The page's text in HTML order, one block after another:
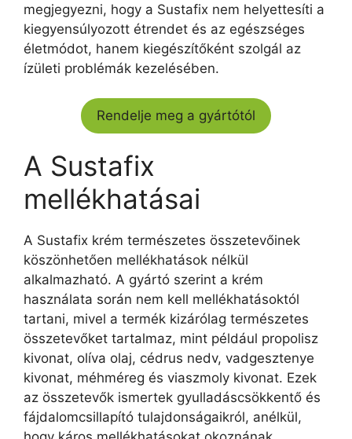
megjegyezni, hogy a Sustafix nem helyettesíti a
kiegyensúlyozott étrendet és az egészséges
életmódot, hanem kiegészítőként szolgál az
ízületi problémák kezelésében.
Rendelje meg a gyártótól
A Sustafix
mellékhatásai
A Sustafix krém természetes összetevőinek
köszönhetően mellékhatások nélkül
alkalmazható. A gyártó szerint a krém
használata során nem kell mellékhatásoktól
tartani, mivel a termék kizárólag természetes
összetevőket tartalmaz, mint például propolisz
kivonat, olíva olaj, cédrus nedv, vadgesztenye
kivonat, méhméreg és viaszmoly kivonat. Ezek
az összetevők ismertek gyulladáscsökkentő és
fájdalomcsillapító tulajdonságaikról, anélkül,